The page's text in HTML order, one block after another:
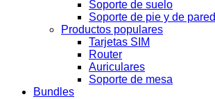
Soporte de suelo
Soporte de pie y de pared
Productos populares
Tarjetas SIM
Router
Auriculares
Soporte de mesa
Bundles